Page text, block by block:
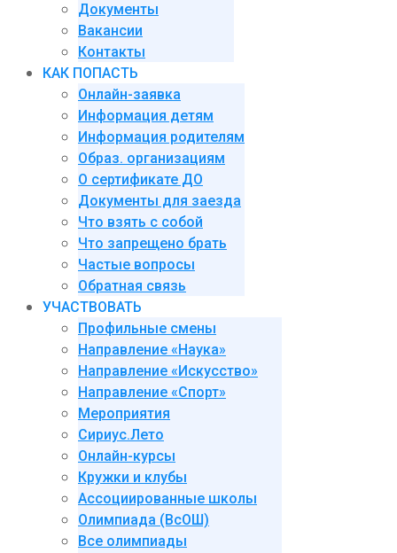
Документы
Вакансии
Контакты
КАК ПОПАСТЬ
Онлайн-заявка
Информация детям
Информация родителям
Образ. организациям
О сертификате ДО
Документы для заезда
Что взять с собой
Что запрещено брать
Частые вопросы
Обратная связь
УЧАСТВОВАТЬ
Профильные смены
Направление «Наука»
Направление «Искусство»
Направление «Спорт»
Мероприятия
Сириус.Лето
Онлайн-курсы
Кружки и клубы
Ассоциированные школы
Олимпиада (ВсОШ)
Все олимпиады